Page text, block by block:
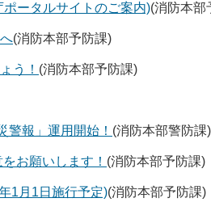
ータルサイトのご案内)(消防本部
(消防本部予防課)
う！ (消防本部予防課)
警報」運用開始！ (消防本部警防課)
お願いします！ (消防本部予防課)
1月1日施行予定)(消防本部予防課)